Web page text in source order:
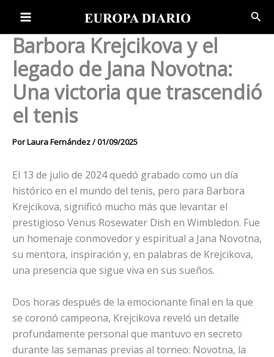
contenido
Barbora Krejcikova y el
legado de Jana Novotna:
Una victoria que trascendió
el tenis
PorLaura Fernández/01/09/2025
El 13 de julio de 2024 quedó grabado como un día
histórico en el mundo del tenis, pero para Barbora
Krejcikova, significó mucho más que levantar el
prestigioso Venus Rosewater Dish en Wimbledon. Fue
un homenaje conmovedor y espiritual a Jana Novotna,
su mentora, inspiración y, en palabras de Krejcikova,
una presencia que sigue viva en sus sueños.
Dos horas después de la emocionante final en la que
se coronó campeona, Krejcikova reveló un detalle
profundamente personal que mantuvo en secreto
durante las semanas previas al torneo: Novotna, la